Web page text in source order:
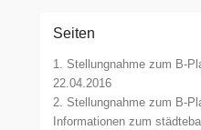
Seiten
1. Stellungnahme zum B-
22.04.2016
2. Stellungnahme zum B-
Informationen zum